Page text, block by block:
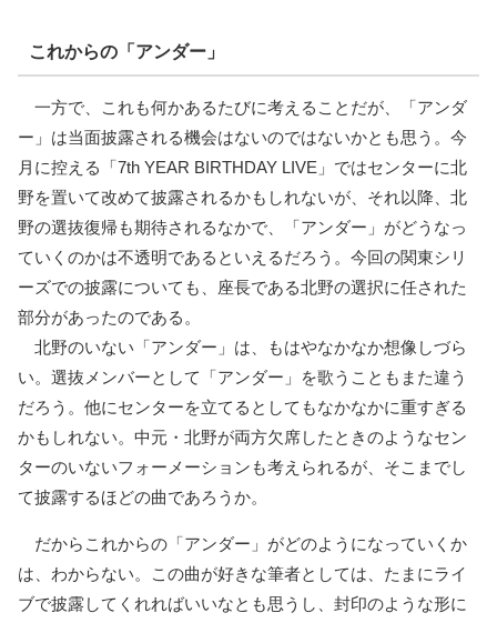
これからの「アンダー」
一方で、これも何かあるたびに考えることだが、「アンダ
ー」は当面披露される機会はないのではないかとも思う。今
月に控える「7th YEAR BIRTHDAY LIVE」ではセンターに北
野を置いて改めて披露されるかもしれないが、それ以降、北
野の選抜復帰も期待されるなかで、「アンダー」がどうなっ
ていくのかは不透明であるといえるだろう。今回の関東シリ
ーズでの披露についても、座長である北野の選択に任された
部分があったのである。
北野のいない「アンダー」は、もはやなかなか想像しづら
い。選抜メンバーとして「アンダー」を歌うこともまた違う
だろう。他にセンターを立てるとしてもなかなかに重すぎる
かもしれない。中元・北野が両方欠席したときのようなセン
ターのいないフォーメーションも考えられるが、そこまでし
て披露するほどの曲であろうか。
だからこれからの「アンダー」がどのようになっていくか
は、わからない。この曲が好きな筆者としては、たまにライ
ブで披露してくれればいいなとも思うし、封印のような形に